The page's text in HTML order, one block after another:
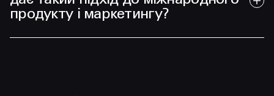
продукту і маркетингу?